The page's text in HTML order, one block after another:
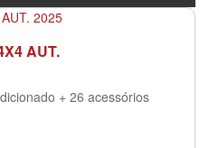
AUT.
+ 26 acessórios